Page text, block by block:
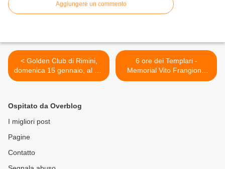
Aggiungere un commento
< Golden Club di Rimini,
domenica 15 gennaio, al via
in 4 diverse manifestazioni
6 ore dei Templari -
Memorial Vito Frangione
(4^ ed.). Empatia,
Ospitato da Overblog
I migliori post
Pagine
Contatto